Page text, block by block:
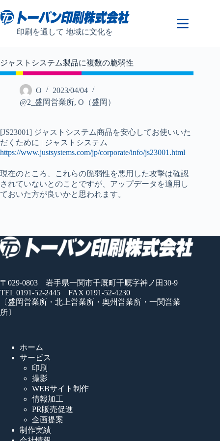
ン
テ
ス
キ
印刷を通して 地域に文化を
ジャストシステム製品に複数の脆弱性
O
2023/04/04
@2_盛岡営業所, O（盛岡）
[JS23001] ジャストシステム商品を安心してお使いいた
だくために | ジャストシステム
https://www.justsystems.com/jp/corporate/info/js23001.html
現在のところ、これらの脆弱性を悪用した攻撃は確認
されていないとのことですが、アップデータを適用し
ておいた方が良いかと思われます。
〒029-0803 岩手県一関市千厩町千厩字神ノ田30-9
TEL 0191-52-2445 FAX 0191-52-4230
〔盛岡営業所・北上営業所・奥州営業所・一関営業
所〕
ホーム
サービス
印刷
撮影
WEBサイト制作
情報加工
PR販売促進
企画提案
制作実績